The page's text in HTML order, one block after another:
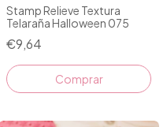
Stamp Relieve Textura
Telaraña Halloween 075
€9,64